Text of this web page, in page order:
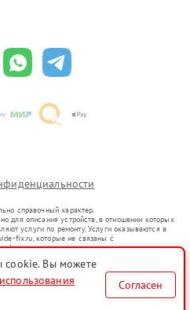
справочный характер.
для описания устройств, в отношении которых
услуги по ремонту. Услуги оказываются в
fix.ru, которые не связаны с
официальными представителями.
в гражданский оборот в соответствии
цели индивидуализации услуг или введения
о предоставляемых услугах по
публичной офертой, определяемой
cookie. Вы можете
Согласен